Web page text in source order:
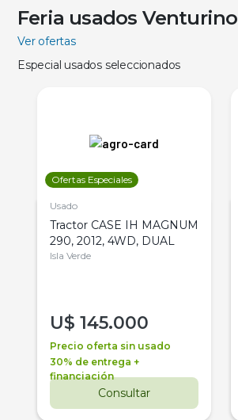
Feria usados Venturino
Ver ofertas
Especial usados seleccionados
Ofertas Especiales
Usado
Tractor CASE IH MAGNUM
290, 2012, 4WD, DUAL
Isla Verde
U$ 145.000
Precio oferta sin usado
30% de entrega +
financiación
Consultar